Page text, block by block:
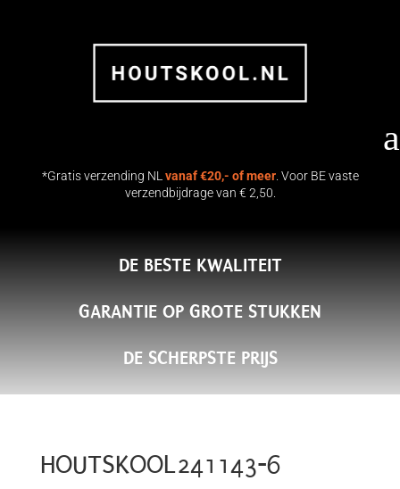
a
*Gratis verzending NLvanaf €20,- of meer. Voor BE vaste
verzendbijdrage van € 2,50.
DE BESTE KWALITEIT
GARANTIE OP GROTE STUKKEN
DE SCHERPSTE PRIJS
HOUTSKOOL241143-6